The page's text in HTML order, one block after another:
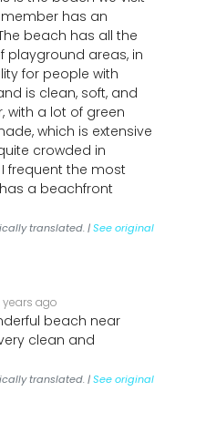
has an
beach has all the
playground areas, in
for people with
is clean, soft, and
with a lot of green
which is extensive
crowded in
frequent the most
a beachfront
translated. |See original
years ago
beach near
clean and
translated. |See original